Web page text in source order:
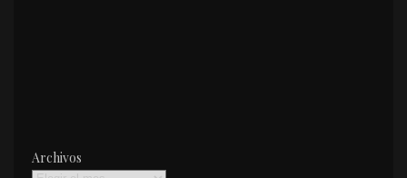
Archivos